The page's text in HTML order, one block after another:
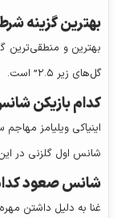
بهترین گزینه
بهترین و منطقی‌ترین
گل‌های زیر ۲.۵” است.
کدام بازیکن
اینیاکی ویلیامز
شانس اول گلزنی در
شانس صعود
غنا به دلیل داشتن